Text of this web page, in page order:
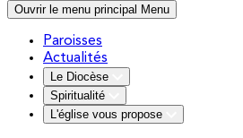
Ouvrir le menu principal Menu
Paroisses
Actualités
Le Diocèse
Spiritualité
L'église vous propose